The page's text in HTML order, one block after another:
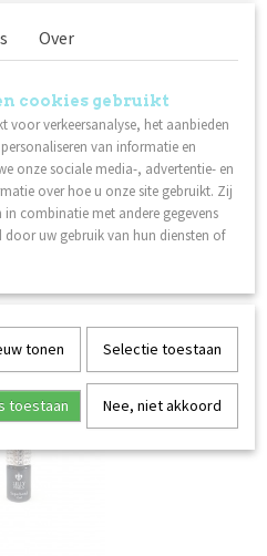
punt aan. Bevestig de punt op
seconden stil. Let op dat er
het product niet in de buurt
beïnvloedt de hechting en
weer. Koel bewaren in de
Over
cookies gebruikt
voor verkeersanalyse, het aanbieden
van informatie en
onze sociale media-, advertentie- en
over hoe u onze site gebruikt. Zij
combinatie met andere gegevens
uw gebruik van hun diensten of
tonen Selectie toestaan
toestaan Nee, niet akkoord